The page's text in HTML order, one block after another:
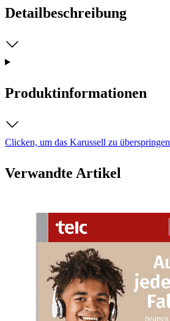
Detailbeschreibung
Produktinformationen
Clicken, um das Karussell zu überspringen
Verwandte Artikel